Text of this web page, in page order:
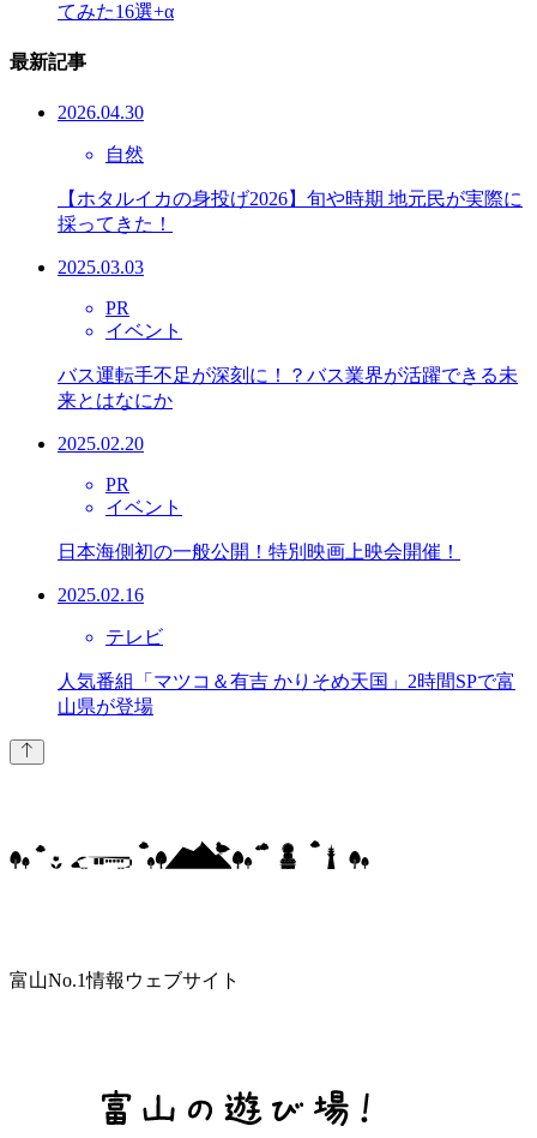
てみた16選+α
最新記事
2026.04.30
自然
【ホタルイカの身投げ2026】旬や時期 地元民が実際に
採ってきた！
2025.03.03
PR
イベント
バス運転手不足が深刻に！？バス業界が活躍できる未
来とはなにか
2025.02.20
PR
イベント
日本海側初の一般公開！特別映画上映会開催！
2025.02.16
テレビ
人気番組「マツコ＆有吉 かりそめ天国」2時間SPで富
山県が登場
富山No.1情報ウェブサイト